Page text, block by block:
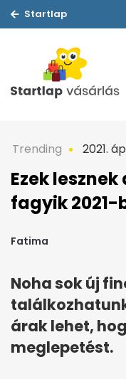
Startlap
Trending 2021.
Ezek
fagyik 2021-
Fatima
Noha sok új
árak lehet,
meglepetést.